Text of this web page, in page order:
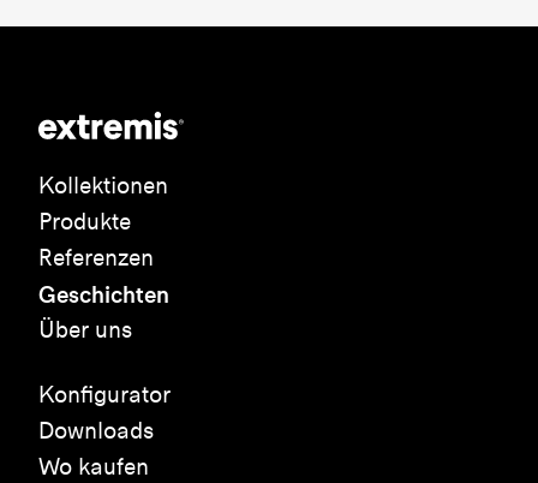
Kollektionen
Produkte
Referenzen
Geschichten
Über uns
Konfigurator
Downloads
Wo kaufen